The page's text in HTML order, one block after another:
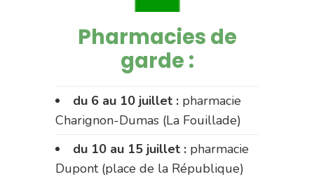
Pharmacies de
garde :
du 6 au 10 juillet : pharmacie
Charignon-Dumas (La Fouillade)
du 10 au 15 juillet : pharmacie
Dupont (place de la République)